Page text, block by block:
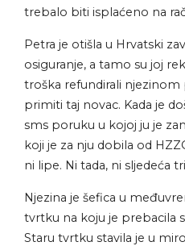
trebalo biti isplaćeno na
Petra je otišla u Hrvatski
osiguranje, a tamo su joj
troška refundirali njezinom
primiti taj novac. Kada je
sms poruku u kojoj ju je
koji je za nju dobila od
ni lipe. Ni tada, ni sljedeća
Njezina je šefica u
tvrtku na koju je prebacila
Staru tvrtku stavila je u